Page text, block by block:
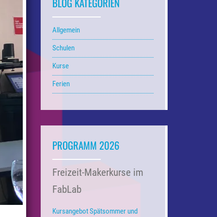
Allgemein
Schulen
Kurse
Ferien
PROGRAMM 2026
Freizeit-Makerkurse im
FabLab
Kursangebot Spätsommer und